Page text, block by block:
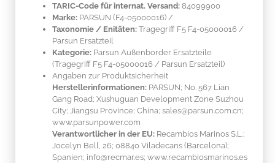
TARIC-Code für internat. Versand: 84099900
Marke: PARSUN (F4-05000016) /
Taxonomie / Enitäten: Tragegriff F5 F4-05000016 /
Parsun Ersatzteil
Kategorie: Parsun Außenborder Ersatzteile
(Tragegriff F5 F4-05000016 / Parsun Ersatzteil)
Angaben zur Produktsicherheit
Herstellerinformationen: PARSUN; No. 567 Lian
Gang Road; Xushuguan Development Zone Suzhou
City; Jiangsu Province; China; sales@parsun.com.cn;
www.parsunpower.com
Verantwortlicher in der EU: Recambios Marinos S.L.;
Jocelyn Bell, 26; 08840 Viladecans (Barcelona);
Spanien; info@recmar.es; www.recambiosmarinos.es